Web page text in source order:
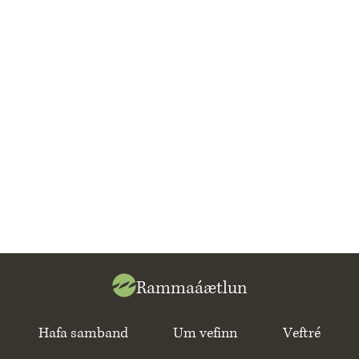
Rammaáætlun
Hafa samband Um vefinn Veftré